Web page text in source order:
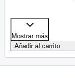
Mostrar más
Añadir al carrito